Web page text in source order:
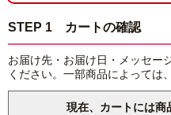
STEP 1 カートの確認
お届け先・お届け日・メッセー
ください。一部商品によっては
現在、カートには商